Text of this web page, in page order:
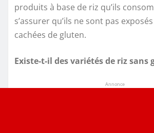
produits à base de riz qu’ils
s’assurer qu’ils ne sont pas
cachées de gluten.
Existe-t-il des variétés de riz sans
Annonce